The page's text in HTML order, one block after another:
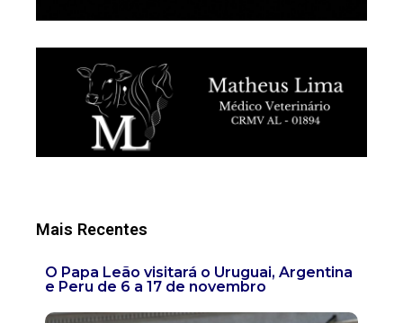
Mais Recentes
O Papa Leão visitará o Uruguai, Argentina
e Peru de 6 a 17 de novembro